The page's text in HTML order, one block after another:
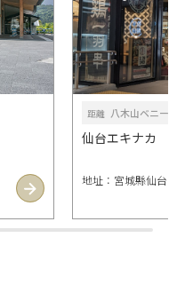
距離 八木山ベニ
仙台エキナカ
地址：宮城縣仙